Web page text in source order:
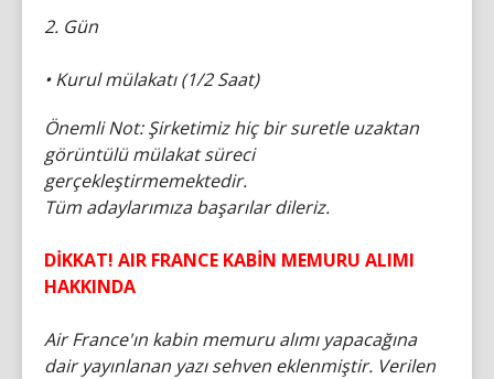
2. Gün
• Kurul mülakatı (1/2 Saat)
Önemli Not: Şirketimiz hiç bir suretle uzaktan
görüntülü mülakat süreci
gerçekleştirmemektedir.
Tüm adaylarımıza başarılar dileriz.
DİKKAT! AIR FRANCE KABİN MEMURU ALIMI
HAKKINDA
Air France'ın kabin memuru alımı yapacağına
dair yayınlanan yazı sehven eklenmiştir. Verilen